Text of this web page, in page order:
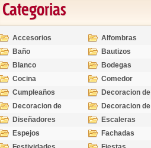
Categorias
Accesorios
Alfombras
Baño
Bautizos
Blanco
Bodegas
Cocina
Comedor
Cumpleaños
Decoracion de
Exteriores
Decoracion de
Interiores
Decoracion de
Ocasiones
Diseñadores
Escaleras
Espejos
Fachadas